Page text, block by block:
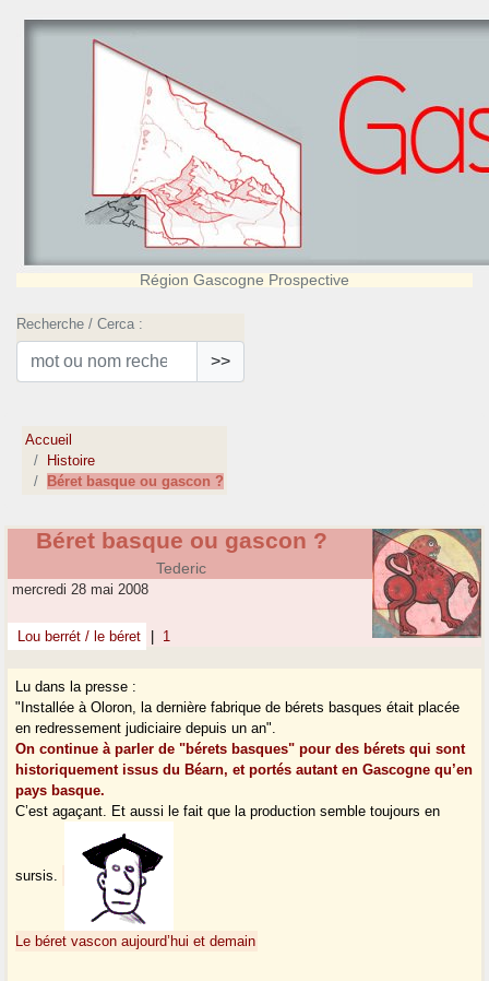
Région Gascogne Prospective
Recherche / Cerca :
>>
Accueil
Histoire
Béret basque ou gascon ?
Béret basque ou gascon ?
Tederic
mercredi 28 mai 2008
Lou berrét / le béret 1
Lu dans la presse :
"Installée à Oloron, la dernière fabrique de bérets basques était placée
en redressement judiciaire depuis un an".
On continue à parler de "bérets basques" pour des bérets qui sont
historiquement issus du Béarn, et portés autant en Gascogne qu’en
pays basque.
C’est agaçant. Et aussi le fait que la production semble toujours en
sursis.
Le béret vascon aujourd’hui et demain